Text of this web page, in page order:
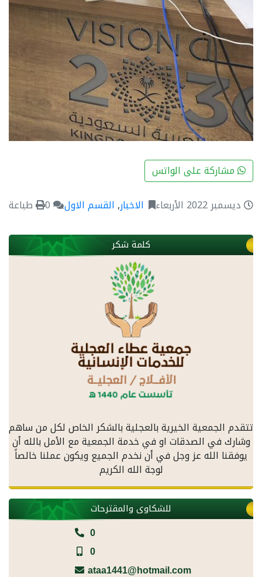
مشاركة على الواتس
ديسمبر 2022 الأربعاء
الاخبار,القسم الاول 0 طباعة
كلمة شكر
تتقدم الجمعية الخيرية بالعجلية بالشكر الخاص لكل من ساهم
وشارك في الصدقات او في خدمة الجمعية مع الأمل بالله أن
يوفقنا الله عز وجل في أن نخدم الجميع ويكون عملنا خالصاً
لوجة الله الكريم
للشكاوى والمقترحات
0
0
ataa1441@hotmail.com